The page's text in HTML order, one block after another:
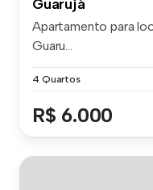
Guarujá
Apartamento para
Guaru...
4 Quartos
R$ 6.000